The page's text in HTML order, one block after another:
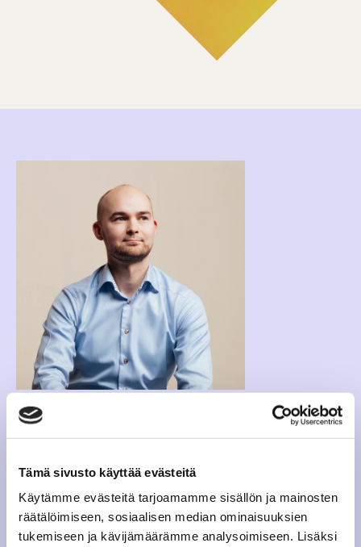
Tämä sivusto käyttää evästeitä
Käytämme evästeitä tarjoamamme sisällön ja mainosten
räätälöimiseen, sosiaalisen median ominaisuuksien
tukemiseen ja kävijämäärämme analysoimiseen. Lisäksi
TOMI SUOJOKI
CHIEF BUSINESS OFFICER
tomi.suojoki@dagmar.fi
LinkedIn